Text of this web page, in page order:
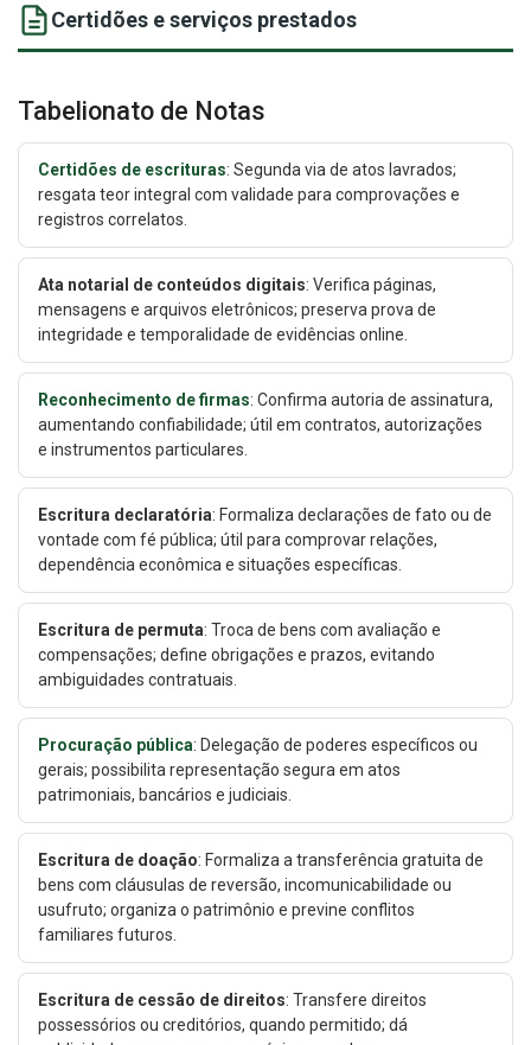
Certidões e serviços prestados
Tabelionato de Notas
Certidões de escrituras: Segunda via de atos lavrados;
resgata teor integral com validade para comprovações e
registros correlatos.
Ata notarial de conteúdos digitais: Verifica páginas,
mensagens e arquivos eletrônicos; preserva prova de
integridade e temporalidade de evidências online.
Reconhecimento de firmas: Confirma autoria de assinatura,
aumentando confiabilidade; útil em contratos, autorizações
e instrumentos particulares.
Escritura declaratória: Formaliza declarações de fato ou de
vontade com fé pública; útil para comprovar relações,
dependência econômica e situações específicas.
Escritura de permuta: Troca de bens com avaliação e
compensações; define obrigações e prazos, evitando
ambiguidades contratuais.
Procuração pública: Delegação de poderes específicos ou
gerais; possibilita representação segura em atos
patrimoniais, bancários e judiciais.
Escritura de doação: Formaliza a transferência gratuita de
bens com cláusulas de reversão, incomunicabilidade ou
usufruto; organiza o patrimônio e previne conflitos
familiares futuros.
Escritura de cessão de direitos: Transfere direitos
possessórios ou creditórios, quando permitido; dá